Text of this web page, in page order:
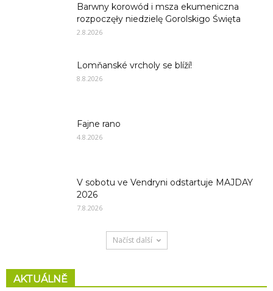
Barwny korowód i msza ekumeniczna
rozpoczęły niedzielę Gorolskigo Święta
2.8.2026
Lomňanské vrcholy se blíží!
8.8.2026
Fajne rano
4.8.2026
V sobotu ve Vendryni odstartuje MAJDAY
2026
7.8.2026
Načíst další
AKTUÁLNĚ